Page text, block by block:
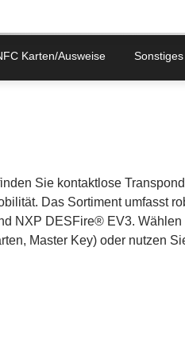
Karten/Ausweise Sonstiges
Sie kontaktlose
Das Sortiment umfasst
NXP DESFire® EV3. Wählen
Master Key) oder nutzen